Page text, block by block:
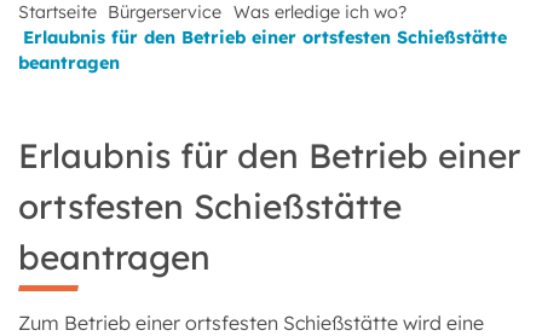
Startseite Bürgerservice Was erledige ich wo?
Erlaubnis für den Betrieb einer ortsfesten Schießstätte
beantragen
Erlaubnis für den Betrieb einer
ortsfesten Schießstätte
beantragen
Zum Betrieb einer ortsfesten Schießstätte wird eine